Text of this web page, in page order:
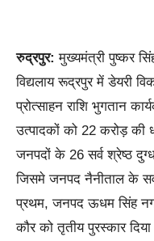
रुद्रपुर:मुख्यमंत्री पुष्कर
विद्यलाय रूद्रपुर में डेयरी
प्रोत्साहन राशि भुगतान
उत्पादकों को 22 करोड़ की
जनपदों के 26 सर्व श्रेष्ठ
जिसमे जनपद नैनीताल के
प्रथम, जनपद ऊधम सिंह
कौर को तृतीय पुरस्कार दिया